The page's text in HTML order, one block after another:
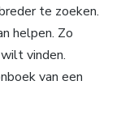
te zoeken.
helpen. Zo
vinden.
van een